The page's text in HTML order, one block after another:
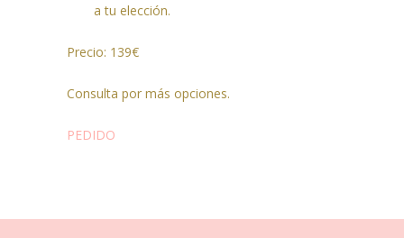
a tu elección.
Precio: 139€
Consulta por más opciones.
PEDIDO